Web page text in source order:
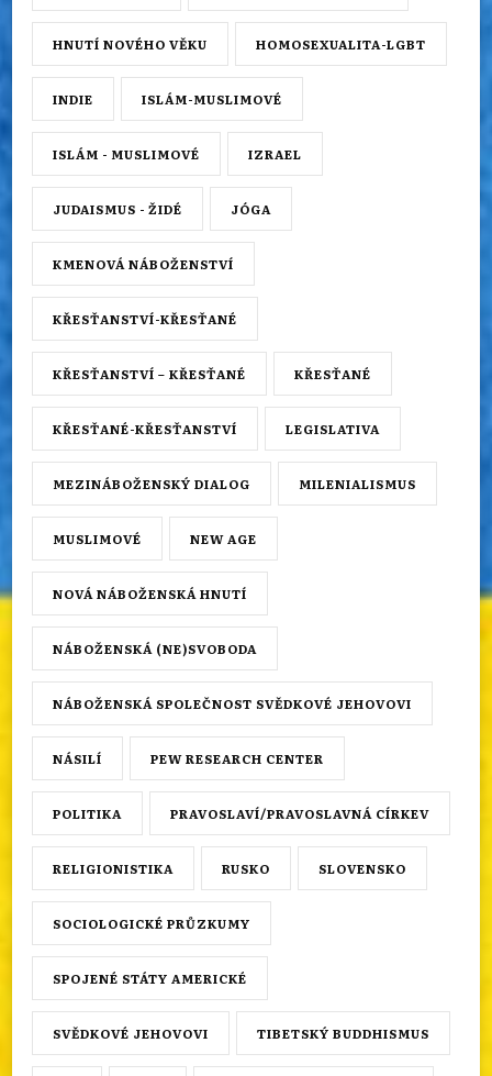
HNUTÍ NOVÉHO VĚKU HOMOSEXUALITA-LGBT
INDIE ISLÁM-MUSLIMOVÉ
ISLÁM - MUSLIMOVÉ IZRAEL
JUDAISMUS - ŽIDÉ JÓGA
KMENOVÁ NÁBOŽENSTVÍ
KŘESŤANSTVÍ-KŘESŤANÉ
KŘESŤANSTVÍ – KŘESŤANÉ KŘESŤANÉ
KŘESŤANÉ-KŘESŤANSTVÍ LEGISLATIVA
MEZINÁBOŽENSKÝ DIALOG MILENIALISMUS
MUSLIMOVÉ NEW AGE
NOVÁ NÁBOŽENSKÁ HNUTÍ
NÁBOŽENSKÁ (NE)SVOBODA
NÁBOŽENSKÁ SPOLEČNOST SVĚDKOVÉ JEHOVOVI
NÁSILÍ PEW RESEARCH CENTER
POLITIKA PRAVOSLAVÍ/PRAVOSLAVNÁ CÍRKEV
RELIGIONISTIKA RUSKO SLOVENSKO
SOCIOLOGICKÉ PRŮZKUMY
SPOJENÉ STÁTY AMERICKÉ
SVĚDKOVÉ JEHOVOVI TIBETSKÝ BUDDHISMUS